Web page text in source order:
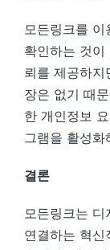
모든링크를
확인하는 것이
뢰를 제공하
장은 없기 때
한 개인정보
그램을 활성화
결론
모든링크는
연결하는 혁